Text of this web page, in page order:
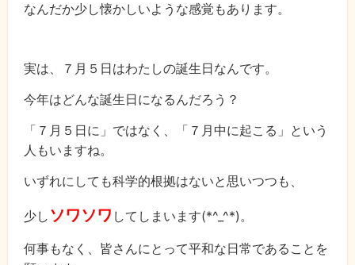
なんだか少し懐かしいような感覚もあります。
実は、７月５日はわたしの誕生日なんです。
今年はどんな誕生日になるんだろう？
「７月５日に」ではなく、「７月中に起こる」という
人もいますね。
いずれにしても科学的根拠はないと思いつつも、
少し ソワソワ してしまいます(*^_^*)。
何事もなく、皆さんにとって平和な日常であることを